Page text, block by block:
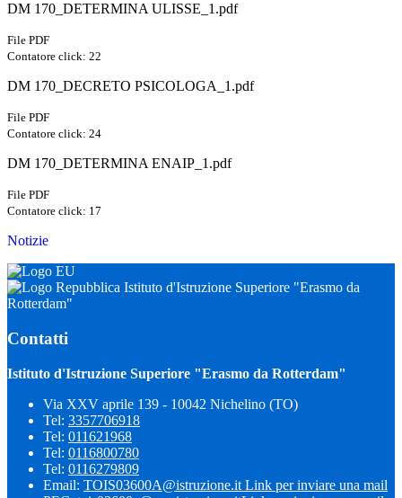
DM 170_DETERMINA ULISSE_1.pdf
File PDF
Contatore click: 22
DM 170_DECRETO PSICOLOGA_1.pdf
File PDF
Contatore click: 24
DM 170_DETERMINA ENAIP_1.pdf
File PDF
Contatore click: 17
Notizie
Istituto d'Istruzione Superiore "Erasmo da
Rotterdam"
Contatti
Istituto d'Istruzione Superiore "Erasmo da Rotterdam"
Via XXV aprile 139 - 10042 Nichelino (TO)
Tel: 3357706918
Tel: 011621968
Tel: 0116800780
Tel: 0116279809
Email: TOIS03600A@istruzione.it Link per inviare una mail